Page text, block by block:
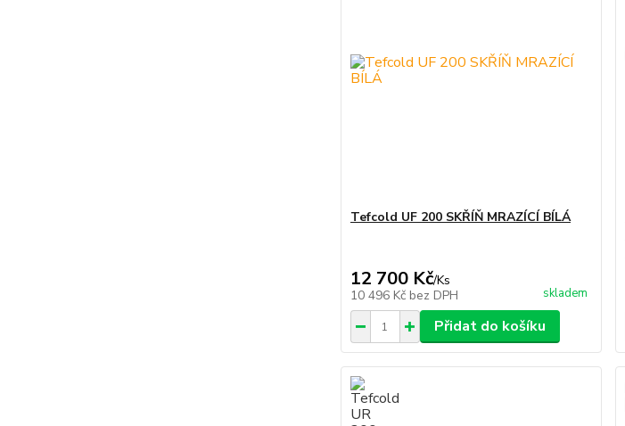
Tefcold UF 200 SKŘÍŇ MRAZÍCÍ BÍLÁ
12 700 Kč/Ks
10 496 Kč bez DPH skladem
Přidat do košíku